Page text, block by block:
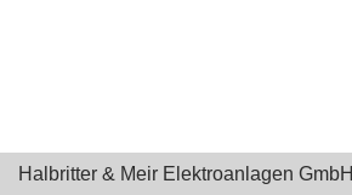
t
z
Halbritter & Meir Elektroanlagen GmbH